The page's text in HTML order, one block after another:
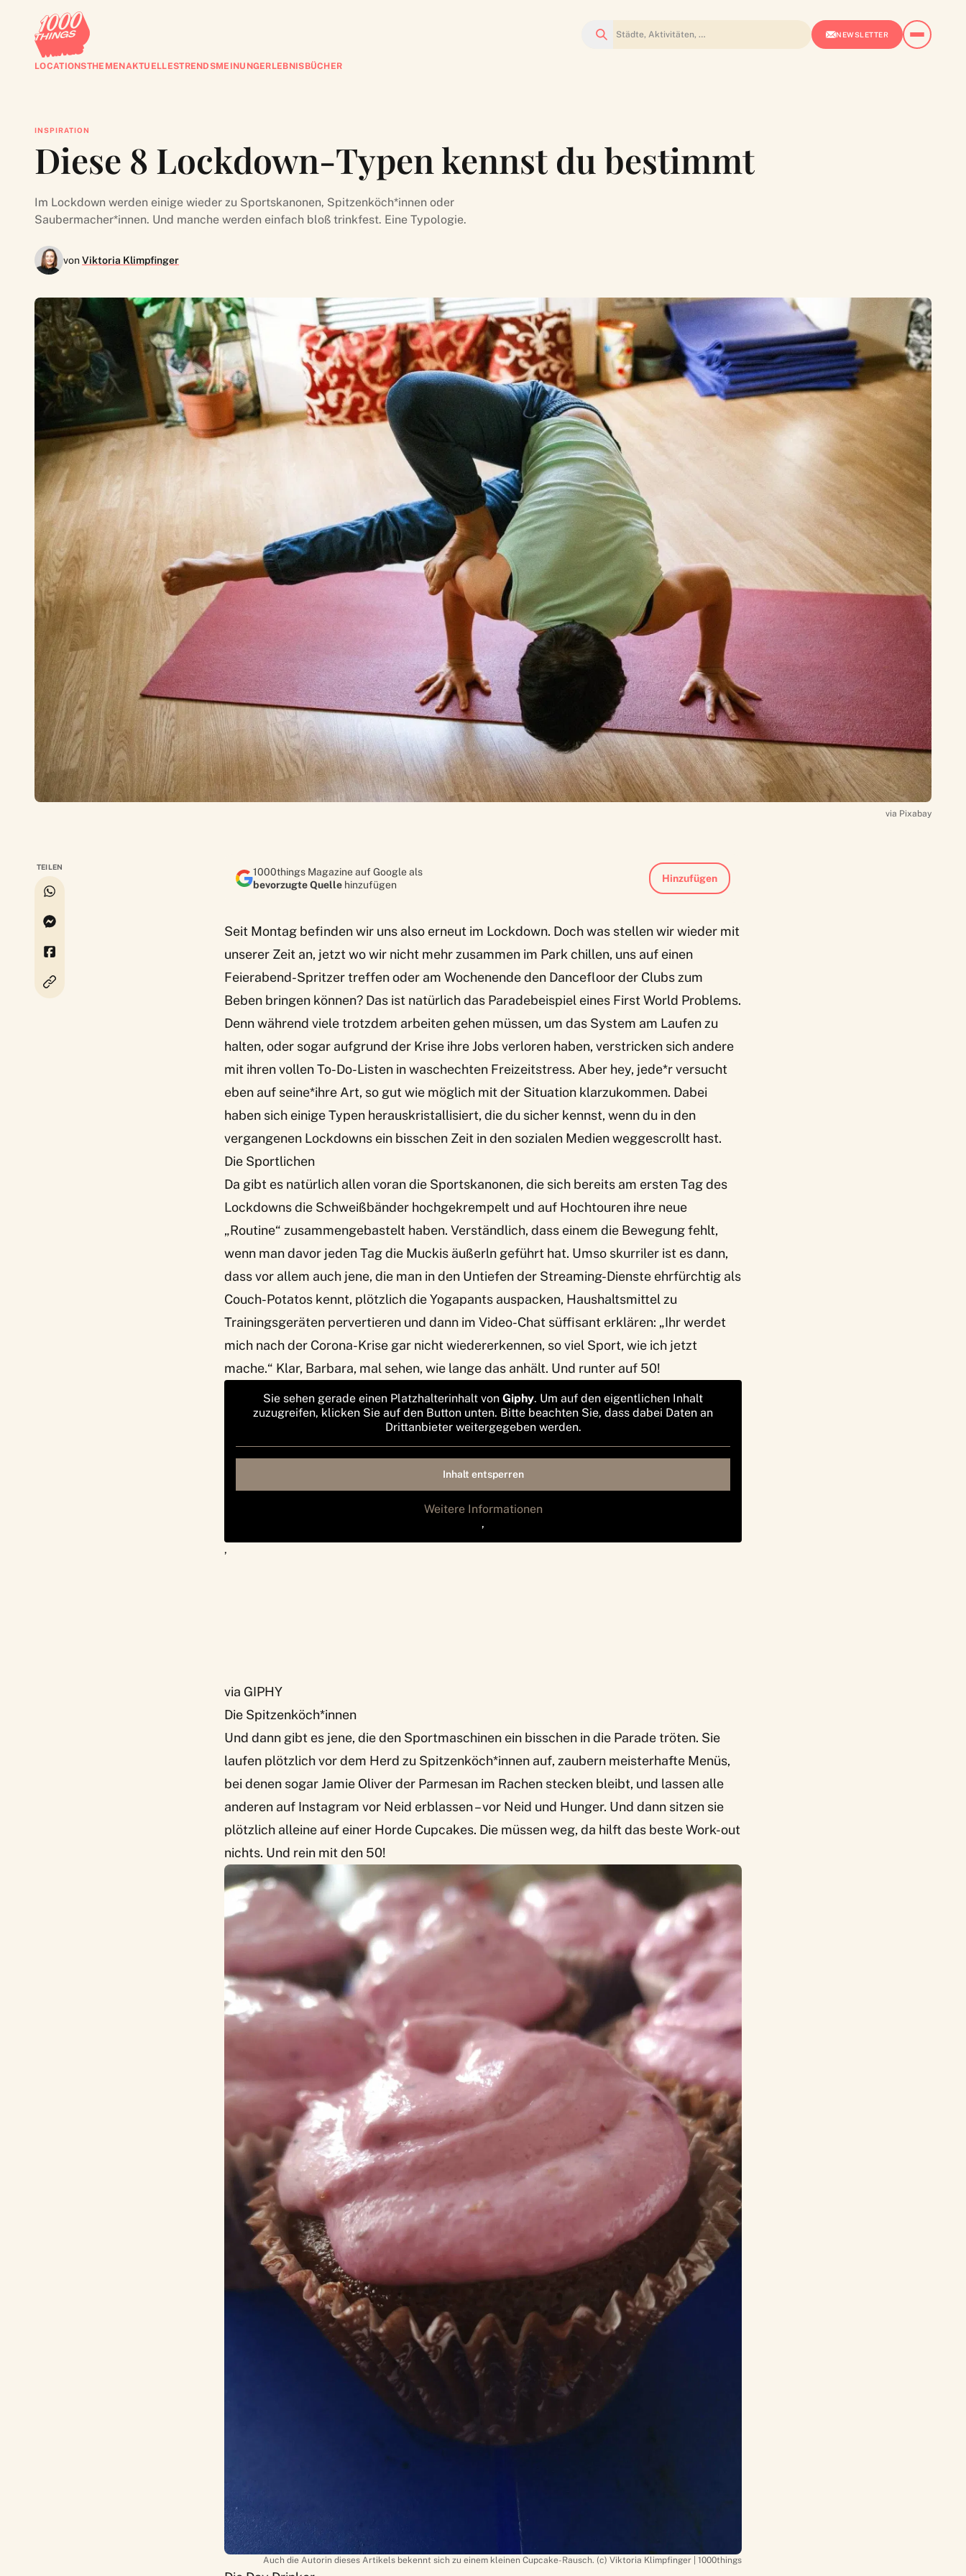
Suchen NEWSLETTER
LOCATIONSTHEMENAKTUELLESTRENDSMEINUNGERLEBNISBÜCHER
INSPIRATION
Diese 8 Lockdown-Typen kennst du bestimmt
Im Lockdown werden einige wieder zu Sportskanonen, Spitzenköch*innen oder
Saubermacher*innen. Und manche werden einfach bloß trinkfest. Eine Typologie.
vonViktoria Klimpfinger
via Pixabay
TEILEN
1000things Magazine auf Google als
bevorzugte Quelle hinzufügen
Hinzufügen
Seit Montag befinden wir uns also erneut im Lockdown. Doch was stellen wir wieder mit
unserer Zeit an, jetzt wo wir nicht mehr zusammen im Park chillen, uns auf einen
Feierabend-Spritzer treffen oder am Wochenende den Dancefloor der Clubs zum
Beben bringen können? Das ist natürlich das Paradebeispiel eines First World Problems.
Denn während viele trotzdem arbeiten gehen müssen, um das System am Laufen zu
halten, oder sogar aufgrund der Krise ihre Jobs verloren haben, verstricken sich andere
mit ihren vollen To-Do-Listen in waschechten Freizeitstress. Aber hey, jede*r versucht
eben auf seine*ihre Art, so gut wie möglich mit der Situation klarzukommen. Dabei
haben sich einige Typen herauskristallisiert, die du sicher kennst, wenn du in den
vergangenen Lockdowns ein bisschen Zeit in den sozialen Medien weggescrollt hast.
Die Sportlichen
Da gibt es natürlich allen voran die Sportskanonen, die sich bereits am ersten Tag des
Lockdowns die Schweißbänder hochgekrempelt und auf Hochtouren ihre neue
„Routine“ zusammengebastelt haben. Verständlich, dass einem die Bewegung fehlt,
wenn man davor jeden Tag die Muckis äußerln geführt hat. Umso skurriler ist es dann,
dass vor allem auch jene, die man in den Untiefen der Streaming-Dienste ehrfürchtig als
Couch-Potatos kennt, plötzlich die Yogapants auspacken, Haushaltsmittel zu
Trainingsgeräten pervertieren und dann im Video-Chat süffisant erklären: „Ihr werdet
mich nach der Corona-Krise gar nicht wiedererkennen, so viel Sport, wie ich jetzt
mache.“ Klar, Barbara, mal sehen, wie lange das anhält. Und runter auf 50!
Sie sehen gerade einen Platzhalterinhalt von Giphy. Um auf den eigentlichen Inhalt
zuzugreifen, klicken Sie auf den Button unten. Bitte beachten Sie, dass dabei Daten an
Drittanbieter weitergegeben werden.
Inhalt entsperren
Weitere Informationen
‚
‚
via GIPHY
Die Spitzenköch*innen
Und dann gibt es jene, die den Sportmaschinen ein bisschen in die Parade tröten. Sie
laufen plötzlich vor dem Herd zu Spitzenköch*innen auf, zaubern meisterhafte Menüs,
bei denen sogar Jamie Oliver der Parmesan im Rachen stecken bleibt, und lassen alle
anderen auf Instagram vor Neid erblassen – vor Neid und Hunger. Und dann sitzen sie
plötzlich alleine auf einer Horde Cupcakes. Die müssen weg, da hilft das beste Work-out
nichts. Und rein mit den 50!
Auch die Autorin dieses Artikels bekennt sich zu einem kleinen Cupcake-Rausch. (c) Viktoria Klimpfinger | 1000things